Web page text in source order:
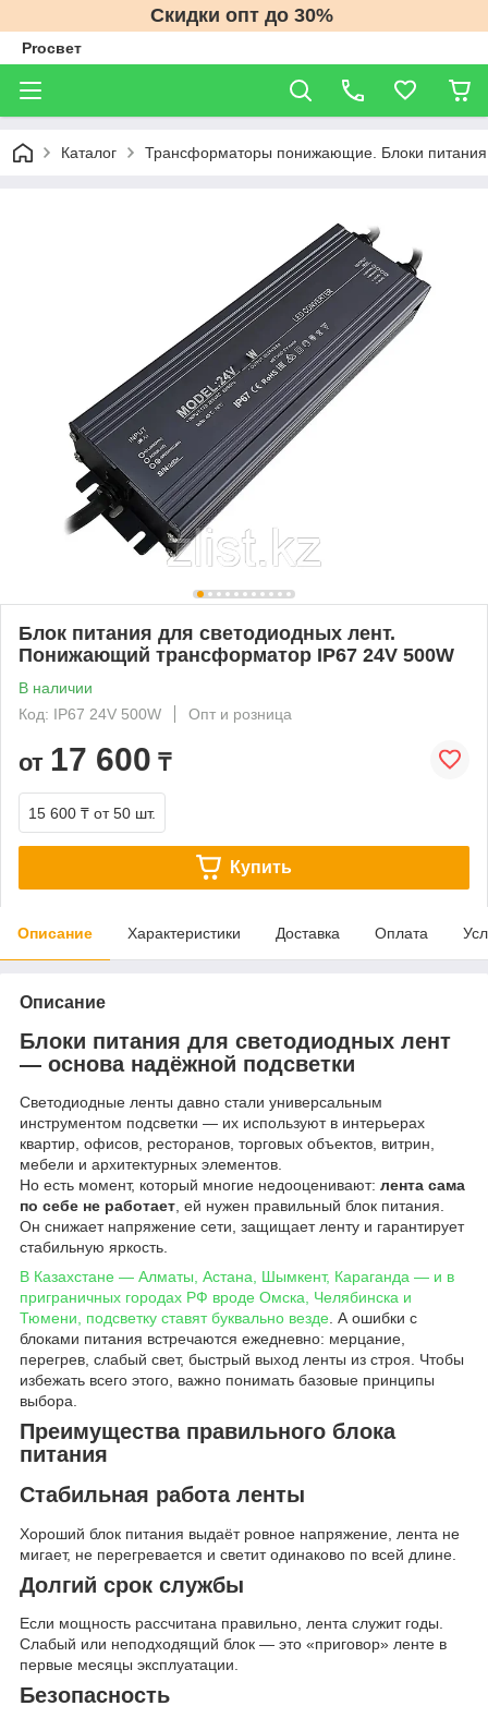
Скидки опт до 30%
Proсвет
Каталог Трансформаторы понижающие. Блоки
Блок питания для светодиодных лент.
Понижающий трансформатор IP67 24V 500W
В наличии
Код: IP67 24V 500W
Опт и розница
от 17 600 ₸
15 600 ₸ от 50 шт.
Купить
Описание Характеристики Доставка Оплата
Описание
Блоки питания для светодиодных лент
— основа надёжной подсветки
Светодиодные ленты давно стали универсальным
инструментом подсветки — их используют в интерьерах
квартир, офисов, ресторанов, торговых объектов, витрин,
мебели и архитектурных элементов.
Но есть момент, который многие недооценивают: лента сама
по себе не работает, ей нужен правильный блок питания.
Он снижает напряжение сети, защищает ленту и гарантирует
стабильную яркость.
В Казахстане — Алматы, Астана, Шымкент, Караганда — и в
приграничных городах РФ вроде Омска, Челябинска и
Тюмени, подсветку ставят буквально везде. А ошибки с
блоками питания встречаются ежедневно: мерцание,
перегрев, слабый свет, быстрый выход ленты из строя. Чтобы
избежать всего этого, важно понимать базовые принципы
выбора.
Преимущества правильного блока
питания
Стабильная работа ленты
Хороший блок питания выдаёт ровное напряжение, лента не
мигает, не перегревается и светит одинаково по всей длине.
Долгий срок службы
Если мощность рассчитана правильно, лента служит годы.
Слабый или неподходящий блок — это «приговор» ленте в
первые месяцы эксплуатации.
Безопасность